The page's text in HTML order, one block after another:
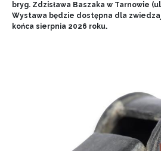
bryg. Zdzisława Baszaka w Tarnowie
Wystawa będzie dostępna dla
końca sierpnia 2026 roku.